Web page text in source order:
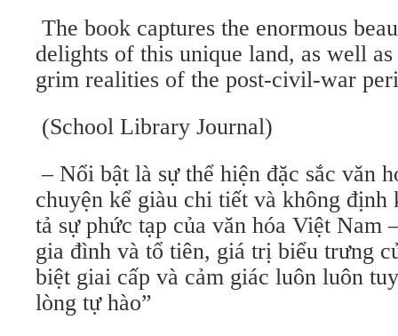
The book captures the enormous
delights of this unique land, as well
grim realities of the post-civil-war
(School Library Journal)
– Nổi bật là sự thể hiện đặc sắc văn
chuyện kể giàu chi tiết và không
tả sự phức tạp của văn hóa Việt Nam
gia đình và tổ tiên, giá trị biểu trưng
biệt giai cấp và cảm giác luôn luôn
lòng tự hào”